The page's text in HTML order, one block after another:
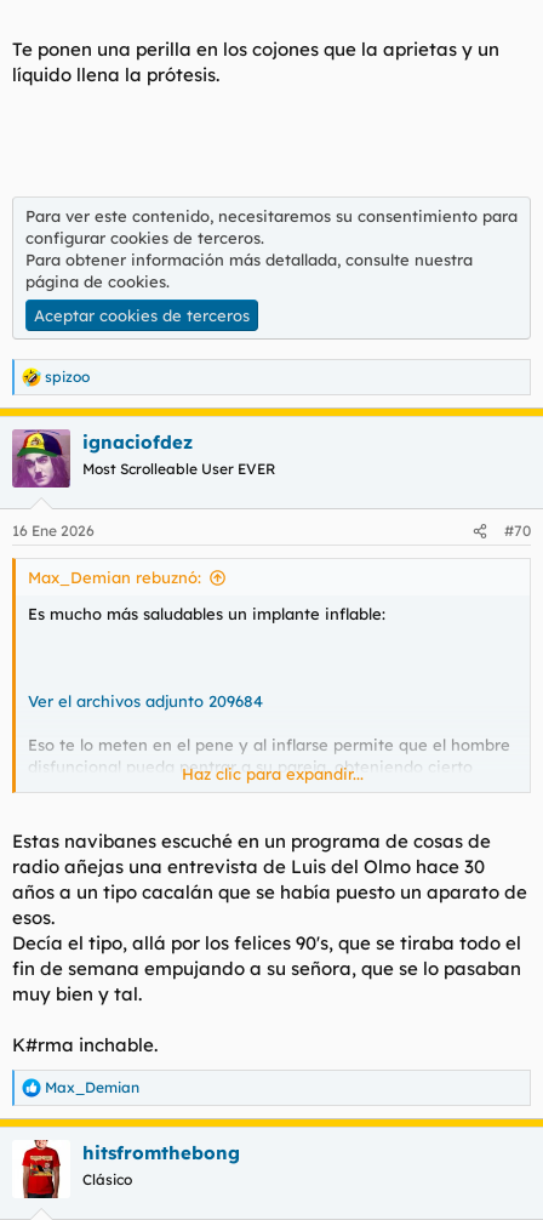
Te ponen una perilla en los cojones que la aprietas y un
líquido llena la prótesis.
Para ver este contenido, necesitaremos su consentimiento para
configurar cookies de terceros.
Para obtener información más detallada, consulte nuestra
página de cookies.
Aceptar cookies de terceros
R
e
a
c
c
i
e
s
spizoo
ignaciofdez
Most Scrolleable User EVER
16 Ene 2026 #70
Max_Demian rebuznó:
Es mucho más saludables un implante inflable:
Ver el archivos adjunto 209684
Eso te lo meten en el pene y al inflarse permite que el hombre
disfuncional pueda pentrar a su pareja, obteniendo cierto
alivio psicológico.
Ver el archivos adjunto 209685
Te ponen una perilla en los cojones que la aprietas y un líquido
llena la prótesis.
Para ver este contenido, necesitaremos su consentimiento
para configurar cookies de terceros.
Para obtener información más detallada, consulte nuestra
página de cookies
Haz clic para expandir...
Estas navibanes escuché en un programa de cosas de
radio añejas una entrevista de Luis del Olmo hace 30
años a un tipo cacalán que se había puesto un aparato de
esos.
Decía el tipo, allá por los felices 90's, que se tiraba todo el
fin de semana empujando a su señora, que se lo pasaban
muy bien y tal.
K#rma inchable.
R
e
a
c
c
i
Max_Demian
hitsfromthebong
Clásico